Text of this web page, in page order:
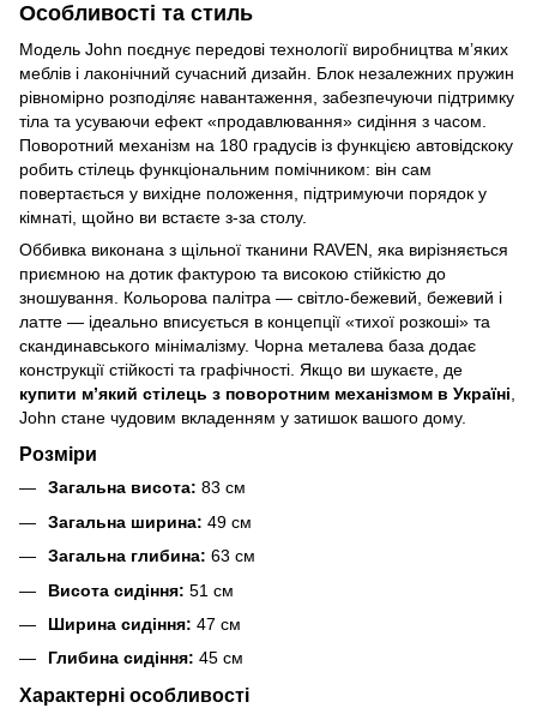
Особливості та стиль
Модель John поєднує передові технології виробництва м’яких
меблів і лаконічний сучасний дизайн. Блок незалежних пружин
рівномірно розподіляє навантаження, забезпечуючи підтримку
тіла та усуваючи ефект «продавлювання» сидіння з часом.
Поворотний механізм на 180 градусів із функцією автовідскоку
робить стілець функціональним помічником: він сам
повертається у вихідне положення, підтримуючи порядок у
кімнаті, щойно ви встаєте з-за столу.
Оббивка виконана з щільної тканини RAVEN, яка вирізняється
приємною на дотик фактурою та високою стійкістю до
зношування. Кольорова палітра — світло-бежевий, бежевий і
латте — ідеально вписується в концепції «тихої розкоші» та
скандинавського мінімалізму. Чорна металева база додає
конструкції стійкості та графічності. Якщо ви шукаєте, де
купити м’який стілець з поворотним механізмом в Україні
John стане чудовим вкладенням у затишок вашого дому.
Розміри
Загальна висота: 83 см
Загальна ширина: 49 см
Загальна глибина: 63 см
Висота сидіння: 51 см
Ширина сидіння: 47 см
Глибина сидіння: 45 см
Характерні особливості